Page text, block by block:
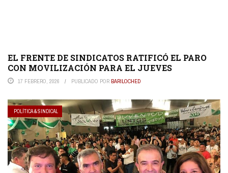
EL FRENTE DE SINDICATOS RATIFICÓ EL PARO
CON MOVILIZACIÓN PARA EL JUEVES
17 FEBRERO, 2026 PUBLICADO POR BARILOCHED
POLÍTICA & SINDICAL